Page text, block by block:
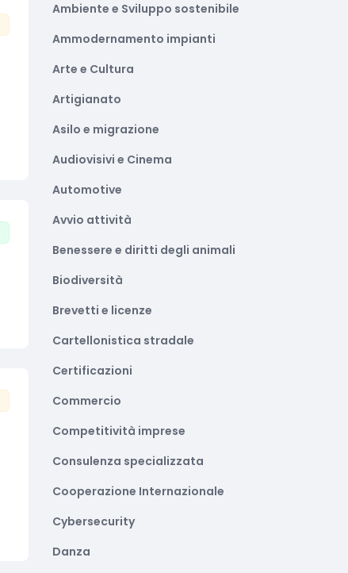
Ambiente e Sviluppo sostenibile
Ammodernamento impianti
Arte e Cultura
Artigianato
Asilo e migrazione
Audiovisivi e Cinema
Automotive
Avvio attività
Benessere e diritti degli animali
Biodiversità
Brevetti e licenze
Cartellonistica stradale
Certificazioni
Commercio
Competitività imprese
Consulenza specializzata
Cooperazione Internazionale
Cybersecurity
Danza